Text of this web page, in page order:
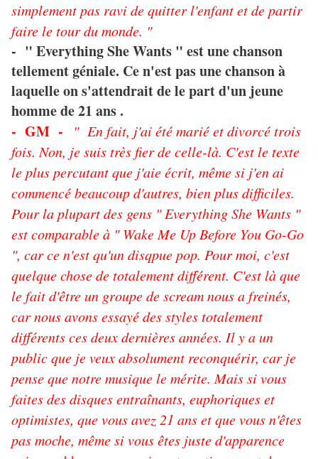
simplement pas ravi de quitter l'enfant et de partir
faire le tour du monde. "
- " Everything She Wants " est une chanson
tellement géniale. Ce n'est pas une chanson à
laquelle on s'attendrait de le part d'un jeune
homme de 21 ans .
- GM -
" En fait, j'ai été marié et divorcé trois
fois. Non, je suis très fier de celle-là. C'est le texte
le plus percutant que j'aie écrit, même si j'en ai
commencé beaucoup d'autres, bien plus difficiles.
Pour la plupart des gens " Everything She Wants "
est comparable à " Wake Me Up Before You Go-Go
", car ce n'est qu'un disqpue pop. Pour moi, c'est
quelque chose de totalement différent. C'est là que
le fait d'être un groupe de scream nous a freinés,
car nous avons essayé des styles totalement
différents ces deux dernières années. Il y a un
public que je veux absolument reconquérir, car je
pense que notre musique le mérite. Mais si vous
faites des disques entraînants, euphoriques et
optimistes, que vous avez 21 ans et que vous n'êtes
pas moche, même si vous êtes juste d'apparence